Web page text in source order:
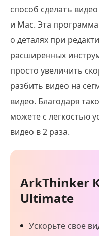
способ сделать
и Mac. Эта
о деталях при
расширенных
просто увеличить
разбить видео на
видео. Благодаря
можете с легкостью
видео в 2 раза.
ArkThinker
Ultimate
Ускорьте свое